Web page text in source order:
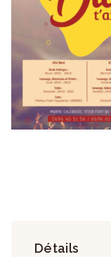
Détails